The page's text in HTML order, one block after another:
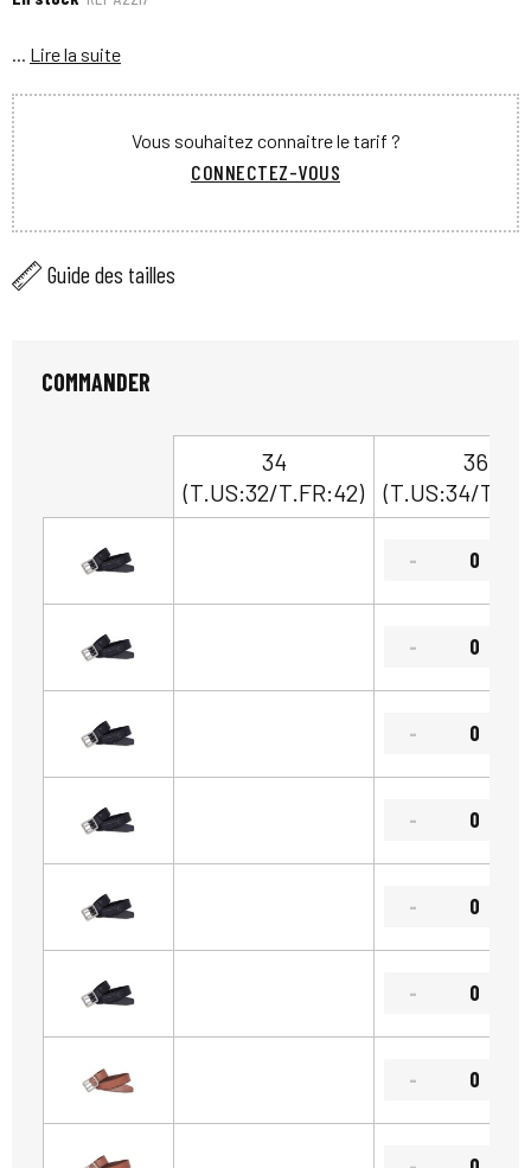
... Lire la suite
Vous souhaitez connaitre le tarif ?
CONNECTEZ-VOUS
Guide des tailles
COMMANDER
34
(T.US:32/T.FR:42)
36
(T.US:34/